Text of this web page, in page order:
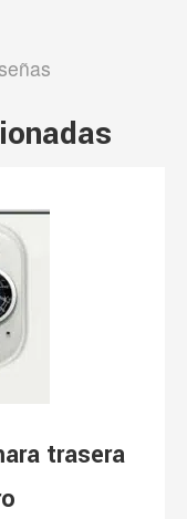
trasera